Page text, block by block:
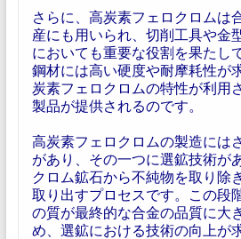
さらに、高炭素フェロクロムは
産にも用いられ、切削工具や金
においても重要な役割を果たし
鋼材には高い硬度や耐摩耗性が
炭素フェロクロムの特性が利用
製品が提供されるのです。
高炭素フェロクロムの製造には
があり、その一つに選鉱技術が
クロム鉱石から不純物を取り除
取り出すプロセスです。この段
の質が最終的な合金の品質に大
め、選鉱における技術の向上が